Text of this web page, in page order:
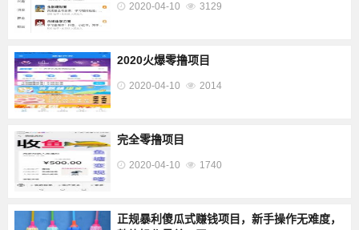
2020-04-10 3129
2020火爆零撸项目
2020-04-10 2014
完全零撸项目
2020-04-10 1740
正规暴利傻瓜式赚钱项目，新手操作无难度，